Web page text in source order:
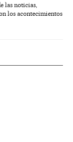
las noticias,
los acontecimientos